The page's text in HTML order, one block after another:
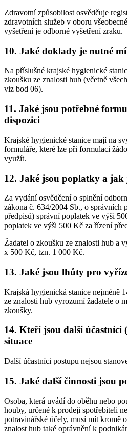
Zdravotní způsobilost osvědčuje
zdravotních služeb v oboru
vyšetření je odborné vyšetření zraku.
10. Jaké doklady je nutné
Na příslušné krajské hygienické
zkoušku ze znalosti hub (včetně
viz bod 06).
11. Jaké jsou potřebné
dispozici
Krajské hygienické stanice mají na
formuláře, které lze při formulaci
využít.
12. Jaké jsou poplatky a jak
Za vydání osvědčení o splnění
zákona č. 634/2004 Sb., o správních
předpisů) správní poplatek ve výši
poplatek ve výši 500 Kč za řízení
Žadatel o zkoušku ze znalosti hub a
x 500 Kč, tzn. 1 000 Kč.
13. Jaké jsou lhůty pro
Krajská hygienická stanice nejméně
ze znalosti hub vyrozumí žadatele o
zkoušky.
14. Kteří jsou další účastníci
situace
Další účastníci postupu nejsou
15. Jaké další činnosti jsou
Osoba, která uvádí do oběhu nebo
houby, určené k prodeji spotřebiteli
potravinářské účely, musí mít kromě
znalost hub také oprávnění k